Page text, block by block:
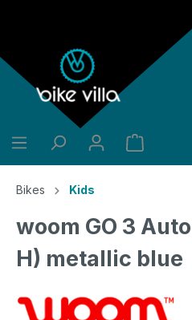
Bikes Kids
woom GO 3
H) metallic blue